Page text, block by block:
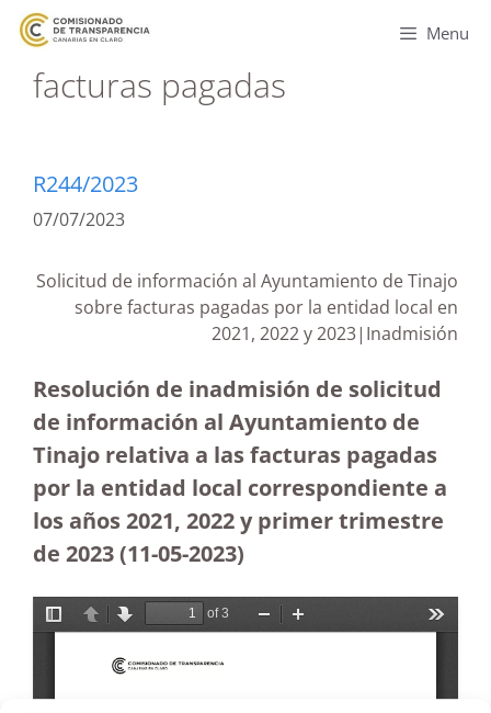
Menu
facturas pagadas
R244/2023
07/07/2023
Solicitud de información al Ayuntamiento de Tinajo
sobre facturas pagadas por la entidad local en
2021, 2022 y 2023|Inadmisión
Resolución de inadmisión de solicitud
de información al Ayuntamiento de
Tinajo relativa a las facturas pagadas
por la entidad local correspondiente a
los años 2021, 2022 y primer trimestre
de 2023 (11-05-2023)